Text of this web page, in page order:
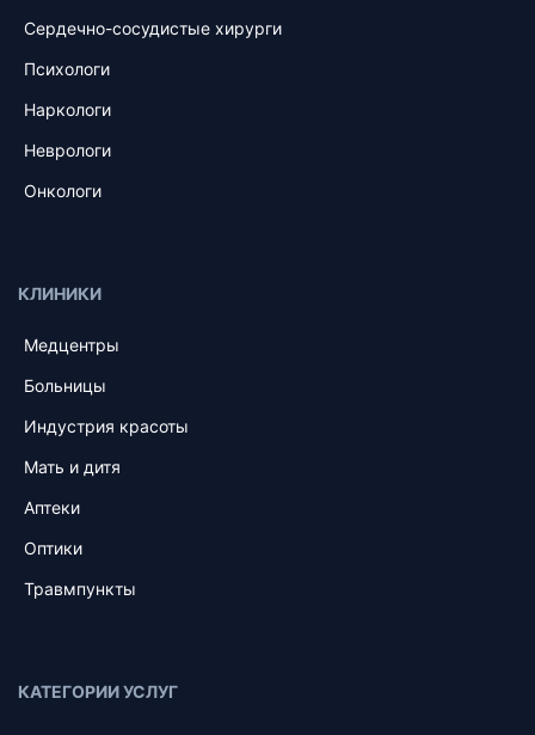
Сердечно-сосудистые хирурги
Психологи
Наркологи
Неврологи
Онкологи
КЛИНИКИ
Медцентры
Больницы
Индустрия красоты
Мать и дитя
Аптеки
Оптики
Травмпункты
КАТЕГОРИИ УСЛУГ